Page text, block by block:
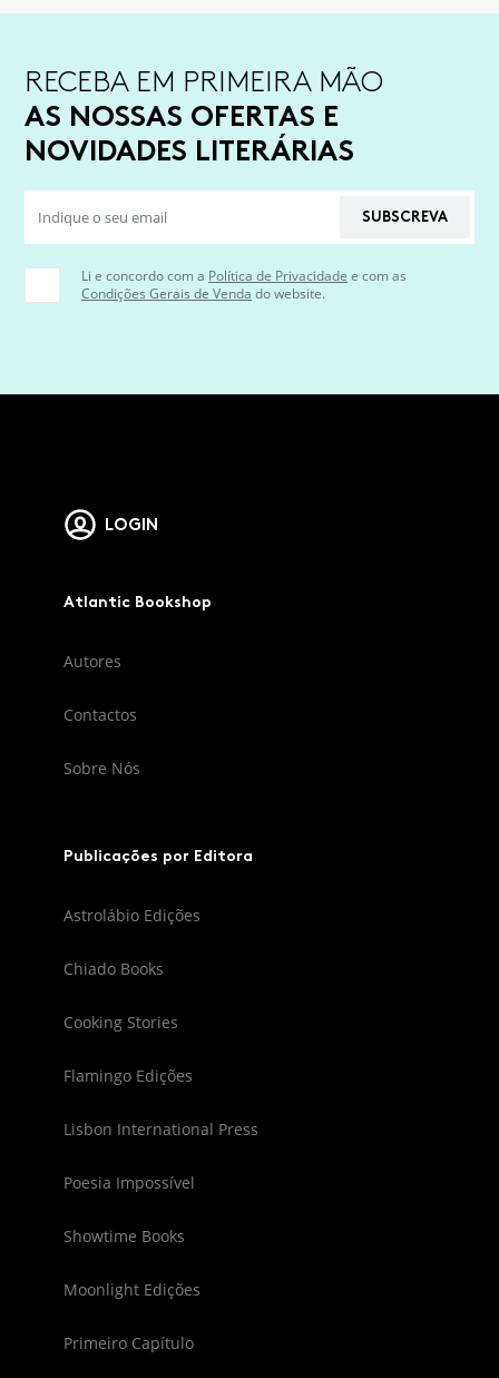
RECEBA EM PRIMEIRA MÃO
AS NOSSAS OFERTAS E
NOVIDADES LITERÁRIAS
SUBSCREVA
Li e concordo com a Política de Privacidade e com as
Condições Gerais de Venda do website.
LOGIN
Atlantic Bookshop
Autores
Contactos
Sobre Nós
Publicações por Editora
Astrolábio Edições
Chiado Books
Cooking Stories
Flamingo Edições
Lisbon International Press
Poesia Impossível
Showtime Books
Moonlight Edições
Primeiro Capítulo